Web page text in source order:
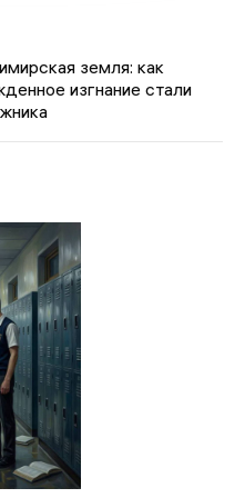
земля: как
изгнание стали